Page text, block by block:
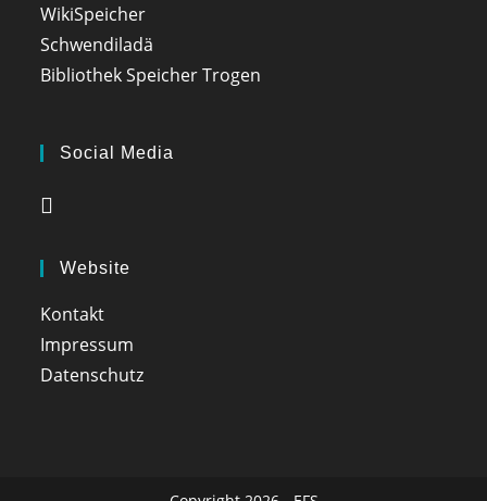
WikiSpeicher
Schwendiladä
Bibliothek Speicher Trogen
Social Media
new
tab
Website
Kontakt
Impressum
Datenschutz